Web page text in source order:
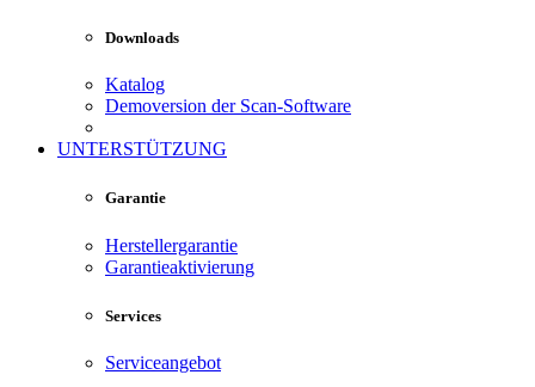
Downloads
Katalog
Demoversion der Scan-Software
UNTERSTÜTZUNG
Garantie
Herstellergarantie
Garantieaktivierung
Services
Serviceangebot